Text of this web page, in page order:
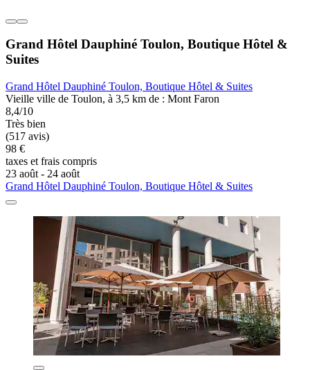
Grand Hôtel Dauphiné Toulon, Boutique Hôtel &
Suites
Grand Hôtel Dauphiné Toulon, Boutique Hôtel & Suites
Vieille ville de Toulon, à 3,5 km de : Mont Faron
8,4/10
Très bien
(517 avis)
98 €
taxes et frais compris
23 août - 24 août
Grand Hôtel Dauphiné Toulon, Boutique Hôtel & Suites